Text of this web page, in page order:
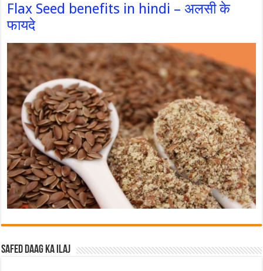
Flax Seed benefits in hindi – अलसी के
फायदे
Safed Daag ka ilaj